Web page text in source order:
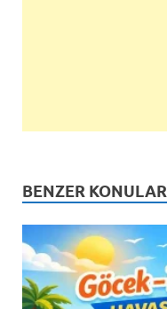
BENZER KONULAR